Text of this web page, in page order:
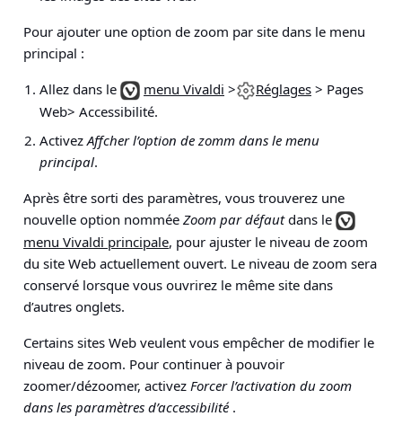
Pour ajouter une option de zoom par site dans le menu
principal :
Allez dans le
menu Vivaldi > Réglages > Pages
Web> Accessibilité.
Activez Affcher l’option de zomm dans le menu
principal.
Après être sorti des paramètres, vous trouverez une
nouvelle option nommée Zoom par défautdans le
menu Vivaldi principale, pour ajuster le niveau de zoom
du site Web actuellement ouvert. Le niveau de zoom sera
conservé lorsque vous ouvrirez le même site dans
d’autres onglets.
Certains sites Web veulent vous empêcher de modifier le
niveau de zoom. Pour continuer à pouvoir
zoomer/dézoomer, activez Forcer l’activation du zoom
dans les paramètres d’accessibilité.